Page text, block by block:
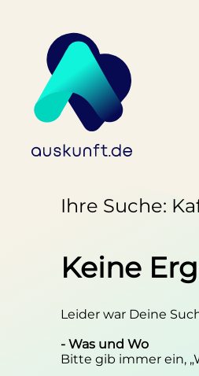
Ihre Suche:
Keine
Leider war Deine
- Was und Wo
Bitte gib immer ein,